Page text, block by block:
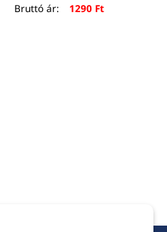
Bruttó ár:
1290 Ft